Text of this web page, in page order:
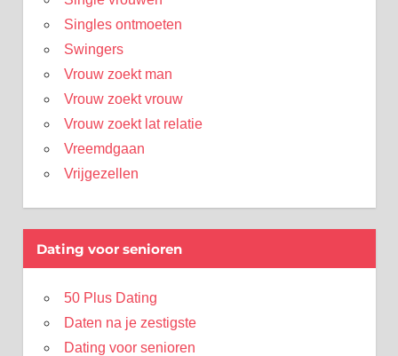
Singles ontmoeten
Swingers
Vrouw zoekt man
Vrouw zoekt vrouw
Vrouw zoekt lat relatie
Vreemdgaan
Vrijgezellen
Dating voor senioren
50 Plus Dating
Daten na je zestigste
Dating voor senioren